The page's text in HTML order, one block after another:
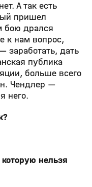
А так есть
пришел
бою дрался
к нам вопрос,
заработать, дать
публика
больше всего
Чендлер —
него.
нельзя